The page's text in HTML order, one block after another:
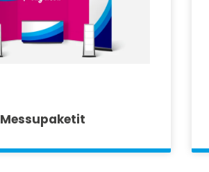
Messupaketit